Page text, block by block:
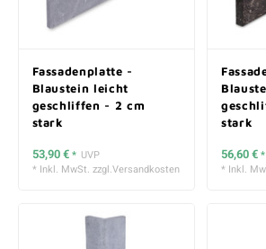
Fassadenplatte -
Blaustein leicht
geschliffen - 2 cm
stark
53,90 €* UVP
* Inkl. MwSt. zzgl.Versandkosten
stark
56,60 €*
* Inkl.